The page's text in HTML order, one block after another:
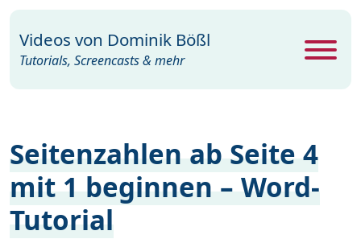
Seitenzahlen ab Seite 4
mit 1 beginnen – Word-
Tutorial
Videos von Dominik Bößl
Tutorials, Screencasts & mehr
Excel 26
Photoshop 104
PowerPoint